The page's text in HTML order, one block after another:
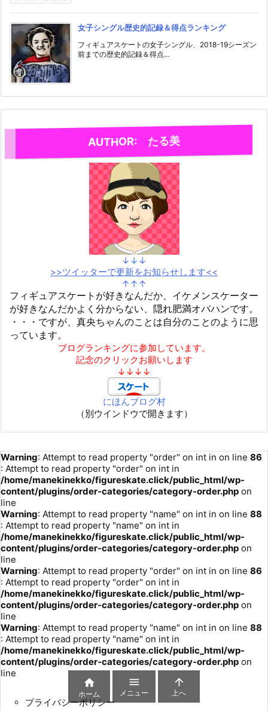
女子シングル歴史的記録＆得点ランキング
フィギュアスケートの女子シングル、2018-19シーズン
前までの歴史的記録＆得点…
AUTHOR: たる美
↓↓↓
>>ツイッターで更新をお知らせします<<
↑↑↑
フィギュアスケートが好きなんだか、イケメンスケーター
が好きなんだかよく分からない、隠れ肥満オバハンです。
・・・ですが、真央ちゃんのことは自分のことのように思
っています。
ブログランキングに参加しています。
記念のクリックお願いします
↓↓↓↓
にほんブログ村
（別ウインドウで開きます）
Warning: Attempt to read property "order" on int in on line 86
: Attempt to read property "order" on int in
/home/manekinekko/figureskate.click/public_html/wp-
content/plugins/order-categories/category-order.php on
line
Warning: Attempt to read property "name" on int in on line 88
: Attempt to read property "name" on int in
/home/manekinekko/figureskate.click/public_html/wp-
content/plugins/order-categories/category-order.php on
line
Warning: Attempt to read property "order" on int in on line 86
: Attempt to read property "order" on int in
/home/manekinekko/figureskate.click/public_html/wp-
content/plugins/order-categories/category-order.php on
line
Warning: Attempt to read property "name" on int in on line 88
: Attempt to read property "name" on int in
/home/manekinekko/figureskate.click/public_html/wp-
content/plugins/order-categories/category-order.php on
line
プライバシーポリシー

ホーム

メニュー

上へ